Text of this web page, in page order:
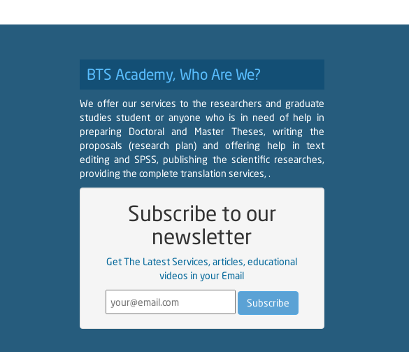
BTS Academy, Who Are We?
We offer our services to the researchers and graduate
studies student or anyone who is in need of help in
preparing Doctoral and Master Theses, writing the
proposals (research plan) and offering help in text
editing and SPSS, publishing the scientific researches,
providing the complete translation services, .
Subscribe to our
newsletter
Get The Latest Services, articles, educational
videos in your Email